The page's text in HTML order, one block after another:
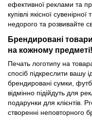
ефективної реклами та
купівлі якісної
недорого та розвивайте
Брендировані
на кожному предметі!
Печать логотипу на
спосіб підкреслити вашу
брендировані сумки,
відмінно підійдуть для
подарунки для клієнтів.
створенні неповторного